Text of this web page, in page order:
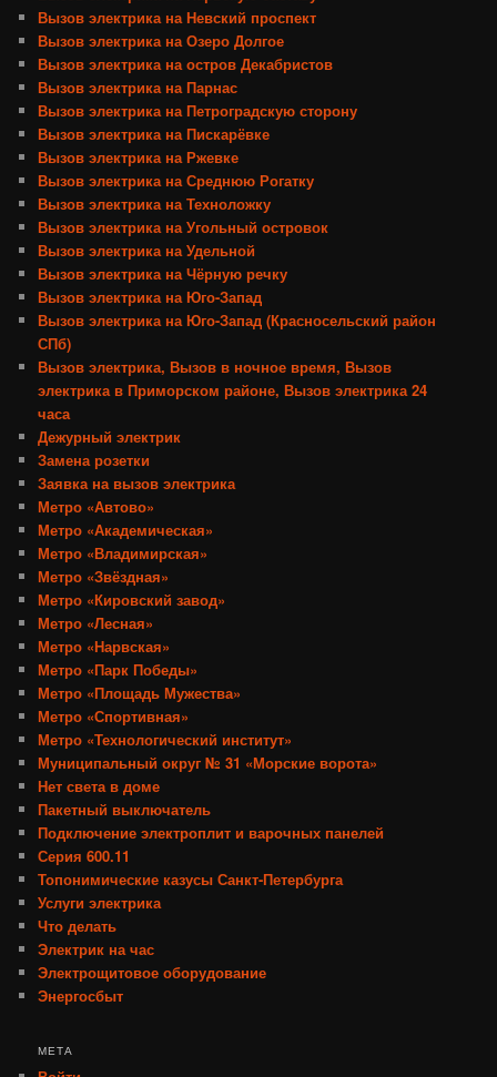
Вызов электрика на Невский проспект
Вызов электрика на Озеро Долгое
Вызов электрика на остров Декабристов
Вызов электрика на Парнас
Вызов электрика на Петроградскую сторону
Вызов электрика на Пискарёвке
Вызов электрика на Ржевке
Вызов электрика на Среднюю Рогатку
Вызов электрика на Техноложку
Вызов электрика на Угольный островок
Вызов электрика на Удельной
Вызов электрика на Чёрную речку
Вызов электрика на Юго-Запад
Вызов электрика на Юго-Запад (Красносельский район
СПб)
Вызов электрика, Вызов в ночное время, Вызов
электрика в Приморском районе, Вызов электрика 24
часа
Дежурный электрик
Замена розетки
Заявка на вызов электрика
Метро «Автово»
Метро «Академическая»
Метро «Владимирская»
Метро «Звёздная»
Метро «Кировский завод»
Метро «Лесная»
Метро «Нарвская»
Метро «Парк Победы»
Метро «Площадь Мужества»
Метро «Спортивная»
Метро «Технологический институт»
Муниципальный округ № 31 «Морские ворота»
Нет света в доме
Пакетный выключатель
Подключение электроплит и варочных панелей
Серия 600.11
Топонимические казусы Санкт-Петербурга
Услуги электрика
Что делать
Электрик на час
Электрощитовое оборудование
Энергосбыт
МЕТА